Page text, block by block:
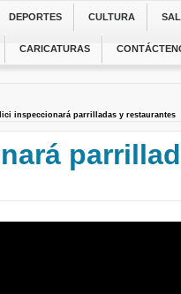
DEPORTES CULTURA
CARICATURAS
inspeccionará parrilladas y